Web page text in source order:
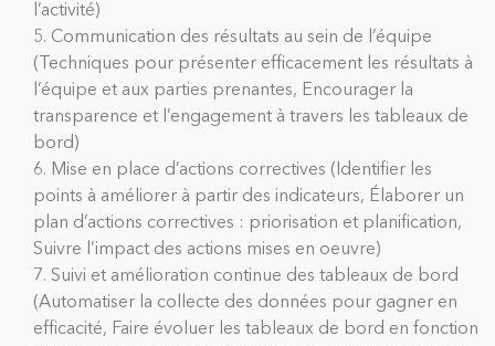
l’activité)
5. Communication des résultats au sein de l’équipe
(Techniques pour présenter efficacement les résultats à
l’équipe et aux parties prenantes, Encourager la
transparence et l’engagement à travers les tableaux de
bord)
6. Mise en place d’actions correctives (Identifier les
points à améliorer à partir des indicateurs, Élaborer un
plan d’actions correctives : priorisation et planification,
Suivre l’impact des actions mises en oeuvre)
7. Suivi et amélioration continue des tableaux de bord
(Automatiser la collecte des données pour gagner en
efficacité, Faire évoluer les tableaux de bord en fonction